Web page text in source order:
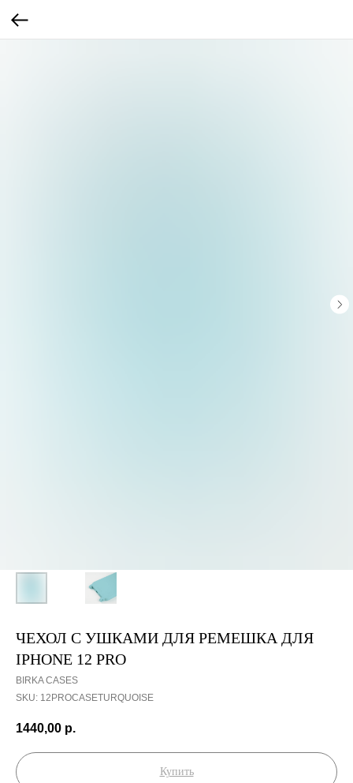
ЧЕХОЛ С УШКАМИ ДЛЯ РЕМЕШКА ДЛЯ
IPHONE 12 PRO
BIRKA CASES
SKU: 12PROCASETURQUOISE
1440,00 р.
Купить